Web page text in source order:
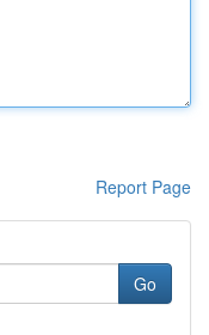
Report Page
Go